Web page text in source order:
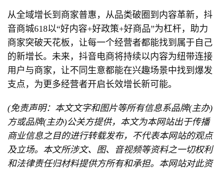
从全域增长到商家普惠，从品类破圈到内容革新，抖
音商城618以“好内容+好政策+好商品”为杠杆，助力
商家突破天花板，让每一个经营者都能找到属于自己
的新增长。未来，抖音电商将持续以内容为纽带连接
用户与商家，让不同生意都能在兴趣场景中找到爆发
支点，为更多经营者开启长效增长新可能。
(免责声明：本文文字和图片等所有信息系品牌(主办)
方或品牌(主办)公关方提供，本文为本网站出于传播
商业信息之目的进行转载发布，不代表本网站的观点
及立场。本文所涉文、图、音视频等资料之一切权利
和法律责任归材料提供方所有和承担。本网站对此资